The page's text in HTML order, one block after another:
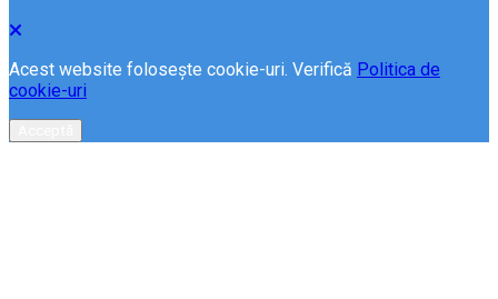
Acest website folosește cookie-uri. Verifică Politica de
cookie-uri